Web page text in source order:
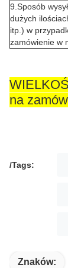
9.Sposób
dużych
itp.) w
zamówienie w
na
/Tags:
Znaków: